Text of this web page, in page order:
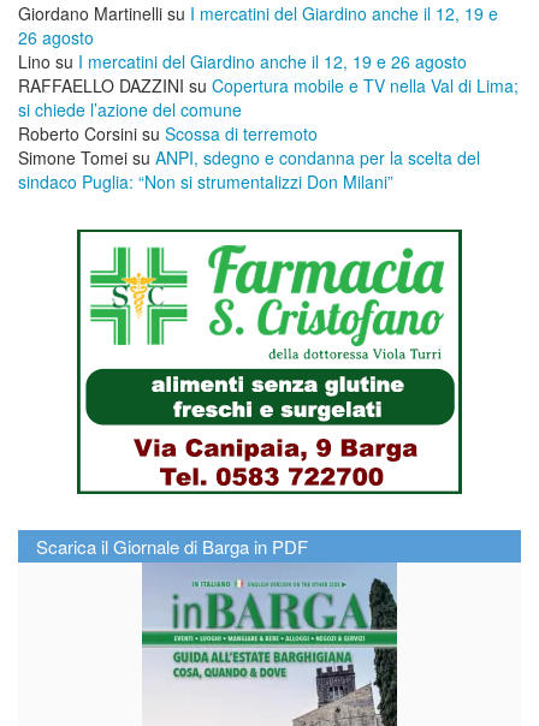
Giordano Martinelli su I mercatini del Giardino anche il 12, 19 e
26 agosto
Lino su I mercatini del Giardino anche il 12, 19 e 26 agosto
RAFFAELLO DAZZINI su ​Copertura mobile e TV nella Val di Lima;
si chiede l’azione del comune
Roberto Corsini su Scossa di terremoto
Simone Tomei su ANPI, sdegno e condanna per la scelta del
sindaco Puglia: “Non si strumentalizzi Don Milani”
Scarica il Giornale di Barga in PDF